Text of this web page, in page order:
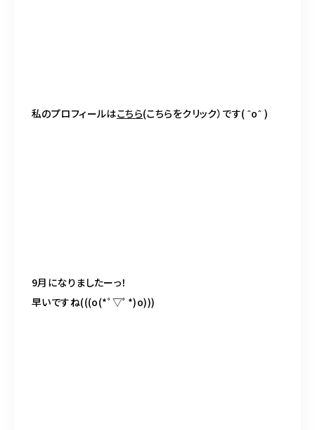
私のプロフィールはこちら(こちらをクリック）です( ˆoˆ )
9月になりましたーっ！
早いですね(((o(*ﾟ▽ﾟ *)o)))